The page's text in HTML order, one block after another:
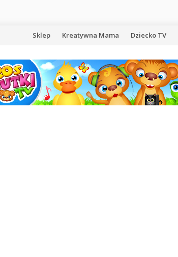
Przejdź
treści
Sklep Kreatywna Mama Dziecko TV